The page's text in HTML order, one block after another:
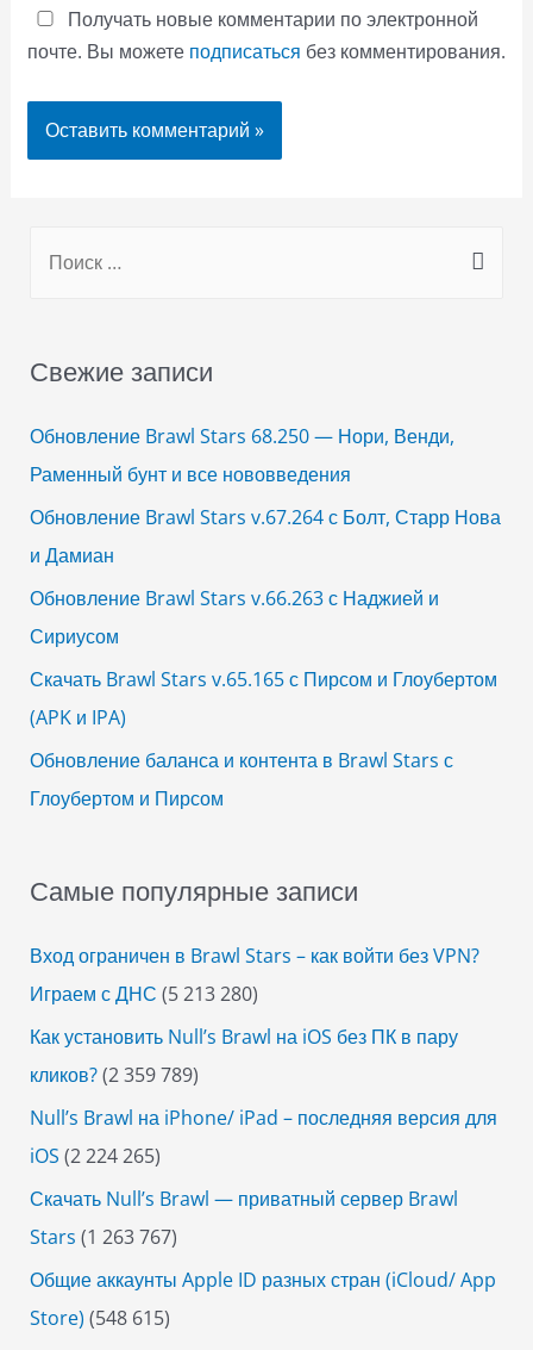
Получать новые комментарии по электронной
почте. Вы можете подписаться без комментирования.
r
h
f
o
r
:
Свежие записи
Обновление Brawl Stars 68.250 — Нори, Венди,
Раменный бунт и все нововведения
Обновление Brawl Stars v.67.264 с Болт, Старр Нова
и Дамиан
Обновление Brawl Stars v.66.263 с Наджией и
Сириусом
Скачать Brawl Stars v.65.165 с Пирсом и Глоубертом
(APK и IPA)
Обновление баланса и контента в Brawl Stars с
Глоубертом и Пирсом
Самые популярные записи
Вход ограничен в Brawl Stars – как войти без VPN?
Играем с ДНС (5 213 280)
Как установить Null’s Brawl на iOS без ПК в пару
кликов?(2 359 789)
Null’s Brawl на iPhone/ iPad – последняя версия для
iOS (2 224 265)
Скачать Null’s Brawl — приватный сервер Brawl
Stars (1 263 767)
Общие аккаунты Apple ID разных стран (iCloud/ App
Store) (548 615)